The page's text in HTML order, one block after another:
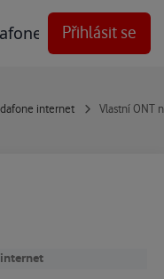
Techforum
Přihlásit se
internet Vlastní ONT